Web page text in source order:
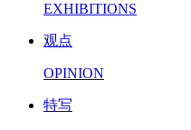
EXHIBITIONS
观点
OPINION
特写